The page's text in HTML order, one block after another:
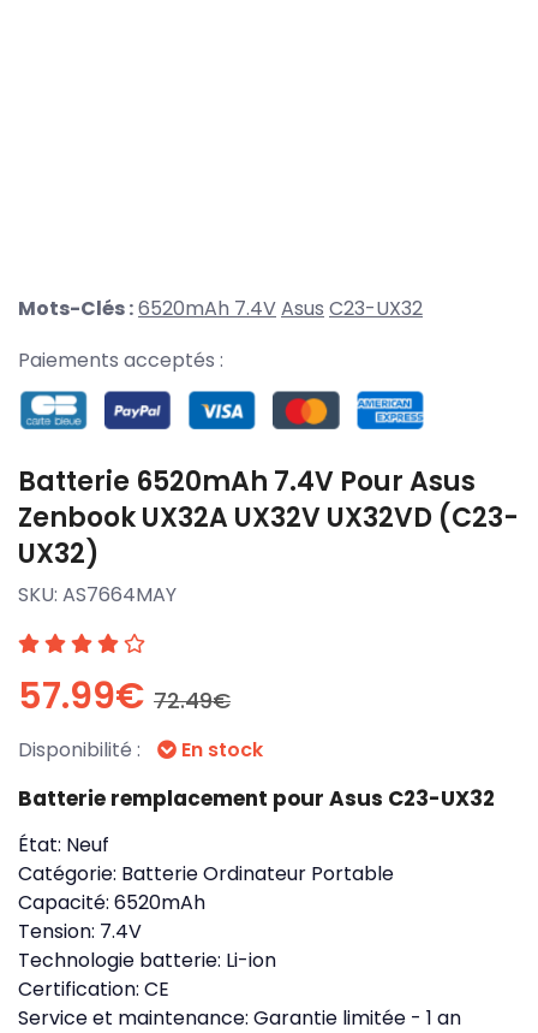
Mots-Clés :6520mAh 7.4VAsus C23-UX32
Paiements acceptés :
Batterie 6520mAh 7.4V Pour Asus
Zenbook UX32A UX32V UX32VD (C23-
UX32)
SKU: AS7664MAY
57.99€ 72.49€
Disponibilité : En stock
Batterie remplacement pour Asus C23-UX32
État: Neuf
Catégorie: Batterie Ordinateur Portable
Capacité: 6520mAh
Tension: 7.4V
Technologie batterie: Li-ion
Certification: CE
Service et maintenance: Garantie limitée - 1 an